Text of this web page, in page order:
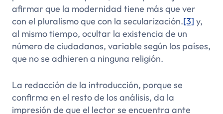
afirmar que la modernidad tiene más que ver
con el pluralismo que con la secularización.[3] y,
al mismo tiempo, ocultar la existencia de un
número de ciudadanos, variable según los países,
que no se adhieren a ninguna religión.
La redacción de la introducción, porque se
confirma en el resto de los análisis, da la
impresión de que el lector se encuentra ante